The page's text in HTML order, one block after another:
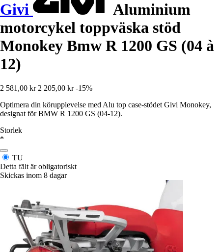
Givi
Aluminium
motorcykel toppväska stöd
Monokey Bmw R 1200 GS (04 à
12)
2 581,00 kr 2 205,00 kr -15%
Optimera din körupplevelse med Alu top case-stödet Givi Monokey,
designat för BMW R 1200 GS (04-12).
Storlek
*
TU
Detta fält är obligatoriskt
Skickas inom 8 dagar